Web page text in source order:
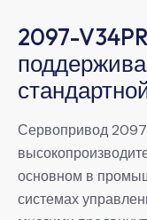
2097-
Сервопривод
основном в
системах